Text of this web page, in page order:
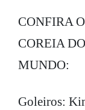
CONFIRA
COREIA
MUNDO:
Goleiros: